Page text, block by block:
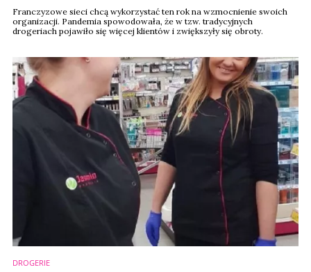
Franczyzowe sieci chcą wykorzystać ten rok na wzmocnienie swoich
organizacji. Pandemia spowodowała, że w tzw. tradycyjnych
drogeriach pojawiło się więcej klientów i zwiększyły się obroty.
DROGERIE